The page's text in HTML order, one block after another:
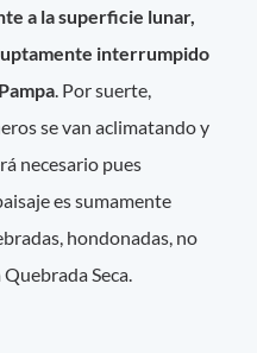
a la superficie lunar,
interrumpido
. Por suerte,
se van aclimatando y
necesario pues
es sumamente
hondonadas, no
Seca.